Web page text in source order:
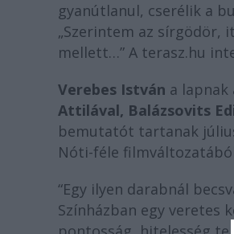
gyanútlanul, cserélik a
„Szerintem az sírgödör,
mellett…” A terasz.hu
Verebes István a
Attilával, Balázsovits
bemutatót tartanak
Nóti-féle
“Egy ilyen darabnál
Színházban egy veretes